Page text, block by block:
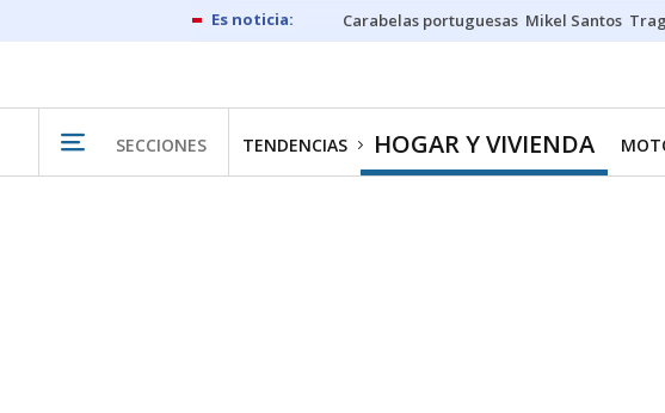
Carabelas portuguesas Mikel Santos
SECCIONES TENDENCIAS HOGAR Y VIVIENDA